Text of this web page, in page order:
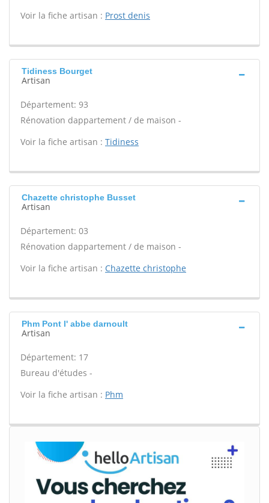
Voir la fiche artisan : Prost denis
Tidiness Bourget
Artisan
Département: 93
Rénovation dappartement / de maison -
Voir la fiche artisan : Tidiness
Chazette christophe Busset
Artisan
Département: 03
Rénovation dappartement / de maison -
Voir la fiche artisan : Chazette christophe
Phm Pont l' abbe darnoult
Artisan
Département: 17
Bureau d'études -
Voir la fiche artisan : Phm